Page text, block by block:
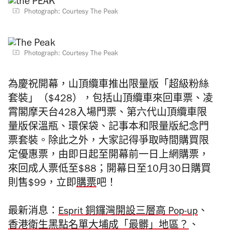
Photograph: Courtesy The Peak
Photograph: Courtesy The Peak
為慶祝開幕，山頂纜車推出限量版「超級粉絲
套裝」（$428），包括山頂纜車來回車票、凌
霄閣摩天台428入場門票、第六代山頂纜車限
量版保溫瓶、環保袋、記事本和限量版紀念門
票套裝。除此之外，大家記得爭取時間購買限
定優惠票，由即日起至開幕前一日上網購票，
來回成人票低至$88；開幕日至10月30日購買
則售$99，立即購票吧！
最新消息： Esprit 銅鑼灣開設三層高 Pop-up 、
香港衛生黑點名單大埔成「最髒」地區？ 、